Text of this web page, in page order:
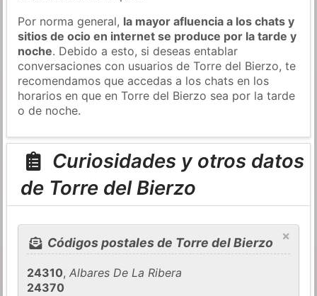
Por norma general, la mayor afluencia a los chats y
sitios de ocio en internet se produce por la tarde y
noche. Debido a esto, si deseas entablar
conversaciones con usuarios de Torre del Bierzo, te
recomendamos que accedas a los chats en los
horarios en que en Torre del Bierzo sea por la tarde
o de noche.
Curiosidades y otros datos
de Torre del Bierzo
×
Códigos postales de Torre del Bierzo
24310,Albares De La Ribera
24370